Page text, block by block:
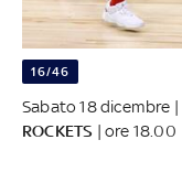
16/46
Sabato 18 dicembre |
ROCKETS | ore 18.00